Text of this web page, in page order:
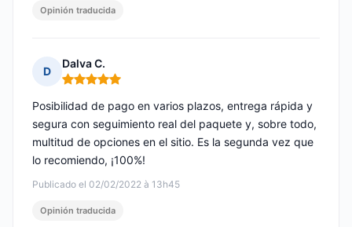
Opinión traducida
D
Dalva C.
Nota: 5 de 5
Publicado el 02/02/2022 à 13h45
Posibilidad de pago en varios plazos, entrega rápida y
segura con seguimiento real del paquete y, sobre todo,
multitud de opciones en el sitio. Es la segunda vez que
lo recomiendo, ¡100%!
Opinión traducida